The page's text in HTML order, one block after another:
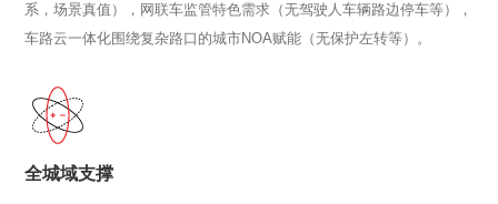
系，场景真值），网联车监管特色需求（无驾驶人车辆路边停车等），
车路云一体化围绕复杂路口的城市NOA赋能（无保护左转等）。
全城域支撑